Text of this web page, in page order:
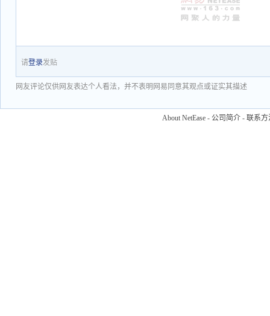
请登录发贴
网友评论仅供网友表达个人看法，并不表明网易同意其观点或证实其描述
About NetEase - 公司简介 - 联系方